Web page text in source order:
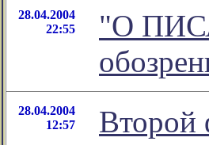
28.04.2004
22:55
"О
28.04.2004
12:57
Второй